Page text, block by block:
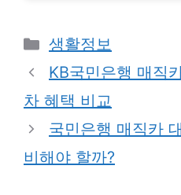
Categories
생활정보
KB국민은행 매직
차 혜택 비교
국민은행 매직카
비해야 할까?